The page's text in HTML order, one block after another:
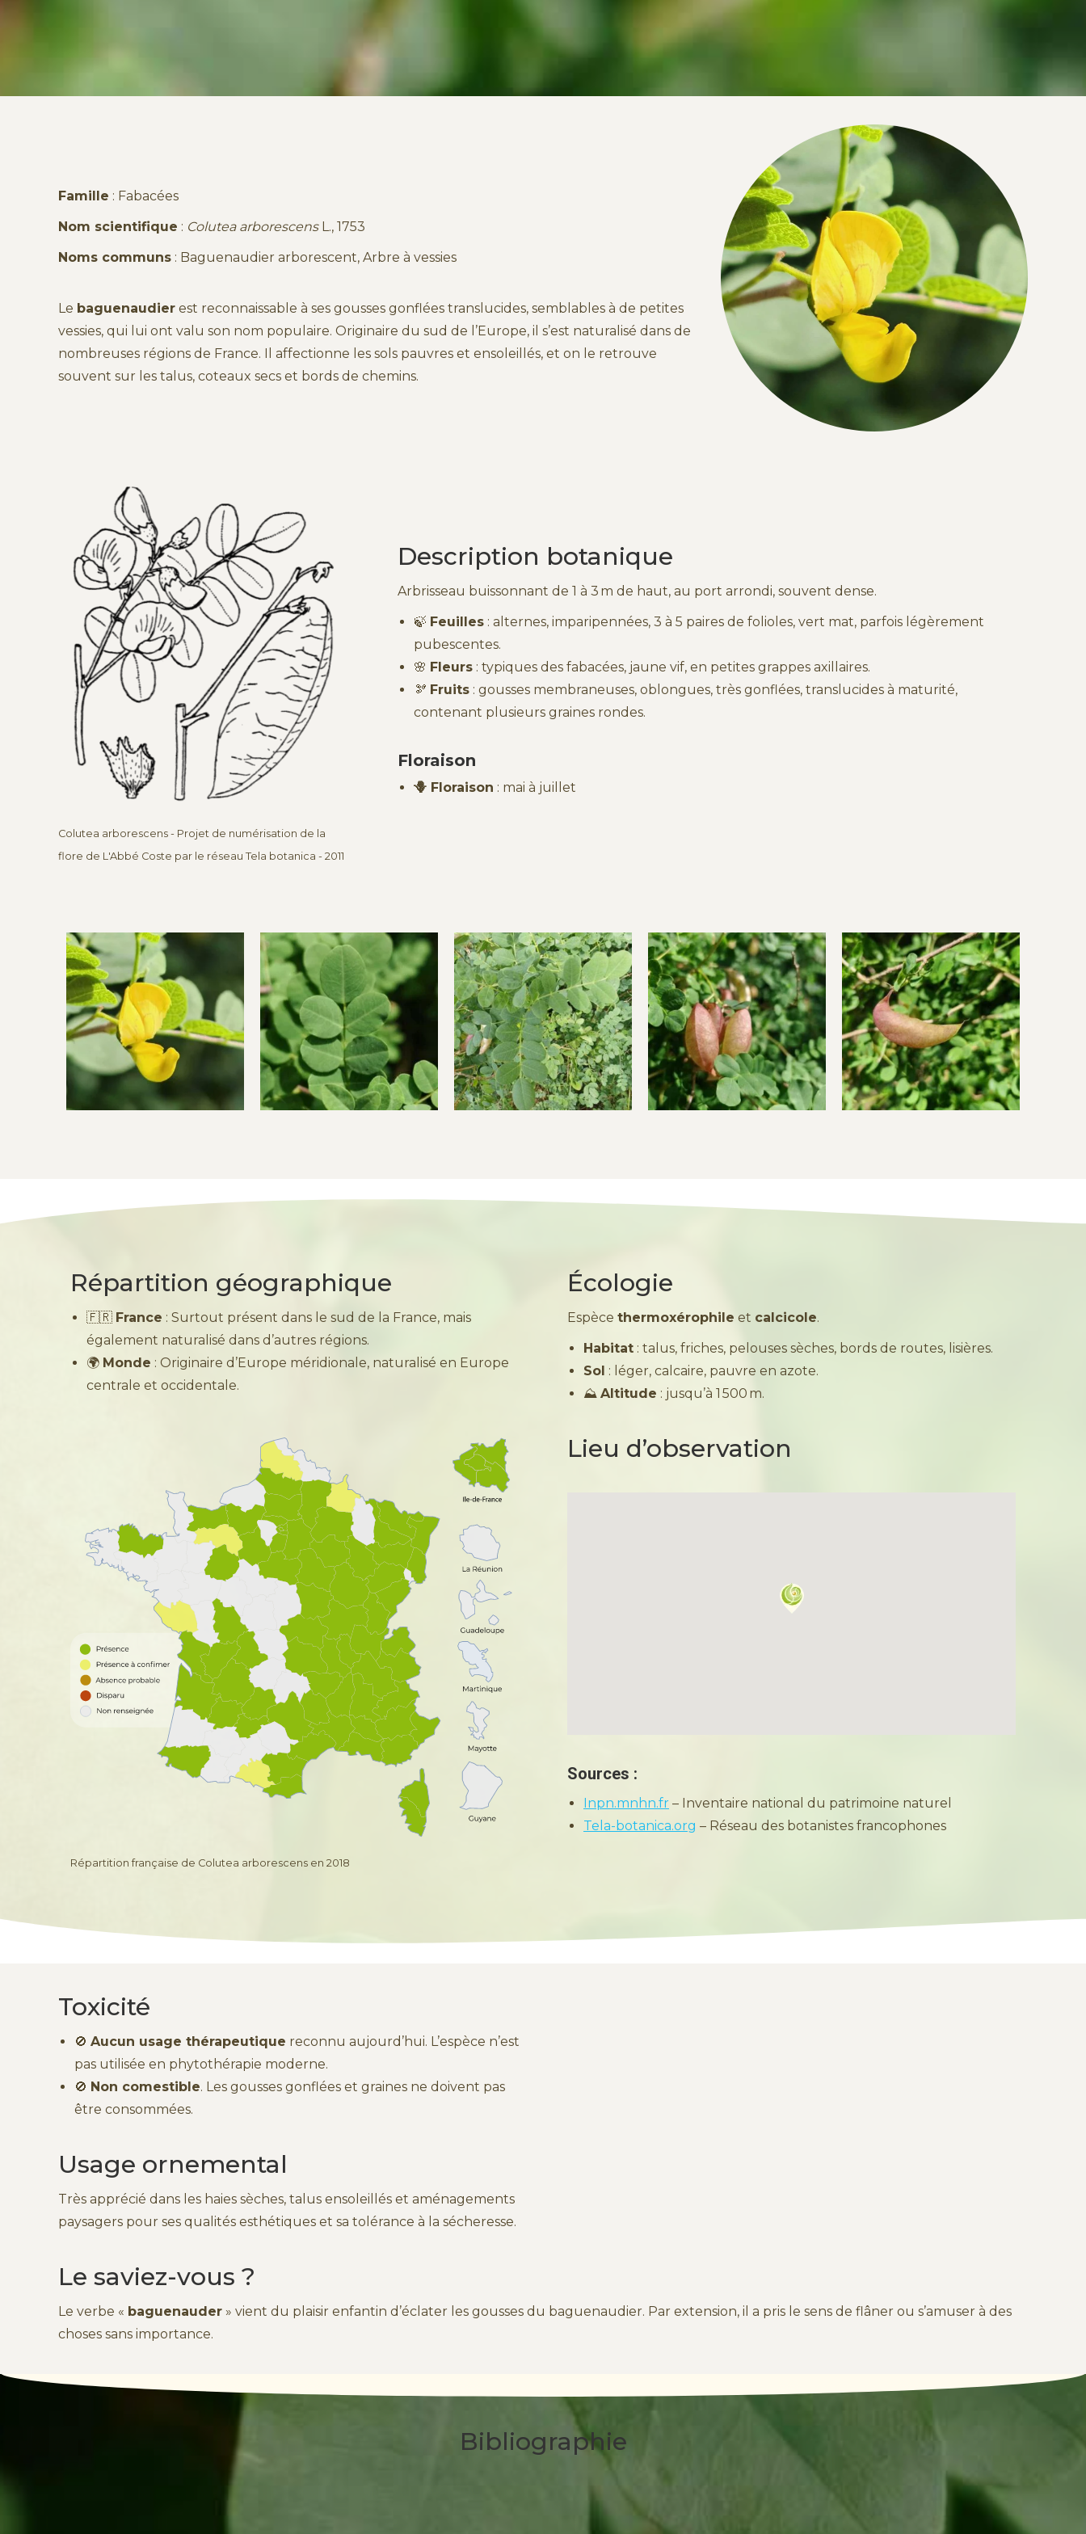
Famille : Fabacées
Nom scientifique : Colutea arborescensL., 1753
Noms communs : Baguenaudier arborescent, Arbre à vessies
Le baguenaudier est reconnaissable à ses gousses gonflées translucides, semblables à de petites
vessies, qui lui ont valu son nom populaire. Originaire du sud de l’Europe, il s’est naturalisé dans de
nombreuses régions de France. Il affectionne les sols pauvres et ensoleillés, et on le retrouve
souvent sur les talus, coteaux secs et bords de chemins.
Colutea arborescens - Projet de numérisation de la
flore de L'Abbé Coste par le réseau Tela botanica - 2011
Description botanique
Arbrisseau buissonnant de 1 à 3 m de haut, au port arrondi, souvent dense.
🍃 Feuilles : alternes, imparipennées, 3 à 5 paires de folioles, vert mat, parfois légèrement
pubescentes.
🌸 Fleurs : typiques des fabacées, jaune vif, en petites grappes axillaires.
🫘 Fruits : gousses membraneuses, oblongues, très gonflées, translucides à maturité,
contenant plusieurs graines rondes.
Floraison
🪻 Floraison : mai à juillet
Répartition géographique
🇫🇷 France : Surtout présent dans le sud de la France, mais
également naturalisé dans d’autres régions.
🌍 Monde : Originaire d’Europe méridionale, naturalisé en Europe
centrale et occidentale.
Répartition française de Colutea arborescens en 2018
Écologie
Espèce thermoxérophile et calcicole.
Habitat : talus, friches, pelouses sèches, bords de routes, lisières.
Sol : léger, calcaire, pauvre en azote.
⛰️ Altitude : jusqu’à 1 500 m.
Lieu d’observation
Sources :
Inpn.mnhn.fr – Inventaire national du patrimoine naturel
Tela-botanica.org – Réseau des botanistes francophones
Toxicité
🚫 Aucun usage thérapeutique reconnu aujourd’hui. L’espèce n’est
pas utilisée en phytothérapie moderne.
🚫 Non comestible. Les gousses gonflées et graines ne doivent pas
être consommées.
Usage ornemental
Très apprécié dans les haies sèches, talus ensoleillés et aménagements
paysagers pour ses qualités esthétiques et sa tolérance à la sécheresse.
Le saviez-vous ?
Le verbe « baguenauder » vient du plaisir enfantin d’éclater les gousses du baguenaudier. Par extension, il a pris le sens de flâner ou s’amuser à des
choses sans importance.
Bibliographie